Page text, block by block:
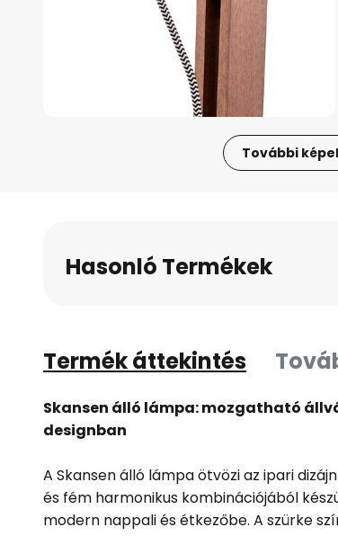
További
Hasonló Termékek
Termék áttekintés
Skansen álló lámpa: mozgatható
designban
A Skansen álló lámpa ötvözi az ipari
és fém harmonikus kombinációjából
modern nappali és étkezőbe. A szürke